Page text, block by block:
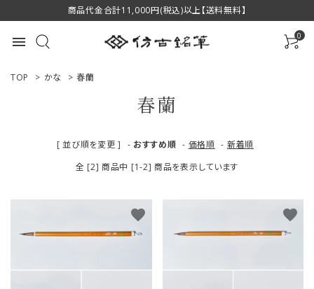
商品代金合計11,000円(税込)以上【送料無料】
menu 0
ACCOUNT MENU
TOP > かな > 春蘭
春蘭
[ 並び順を変更 ] - おすすめ順 - 価格順 - 新着順
全 [2] 商品中 [1-2] 商品を表示しています
favorite favorite